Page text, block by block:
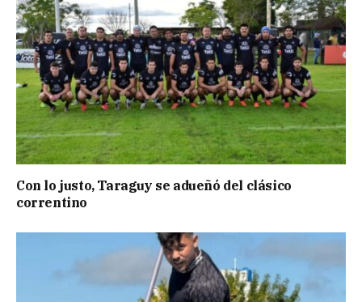
Con lo justo, Taraguy se adueñó del clásico
correntino